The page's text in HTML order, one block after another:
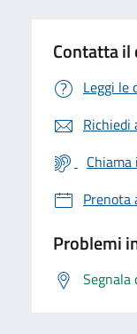
Contatta il
Leggi le
Richiedi
Prenota
Problemi
Segnala